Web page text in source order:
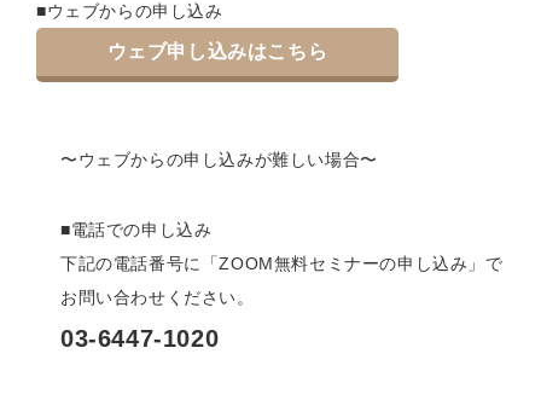
■ウェブからの申し込み
ウェブ申し込みはこちら
〜ウェブからの申し込みが難しい場合〜
■電話での申し込み
下記の電話番号に「ZOOM無料セミナーの申し込み」で
お問い合わせください。
03-6447-1020